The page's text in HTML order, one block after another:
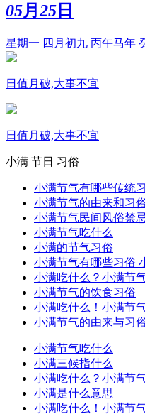
05月 25 日
星期一 四月初九 丙午马年
日值月破,大事不宜
日值月破,大事不宜
小满 节日 习俗
小满节气有哪些传统
小满节气的由来和习
小满节气民间风俗禁
小满节气吃什么
小满的节气习俗
小满节气有哪些习俗
小满吃什么？小满节
小满节气的饮食习俗
小满吃什么！小满节
小满节气的由来与习
小满节气吃什么
小满三候指什么
小满吃什么？小满节
小满是什么意思
小满吃什么！小满节